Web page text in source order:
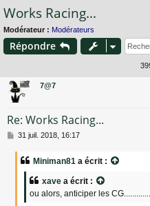
ur
ci
Works Racing...
Modérateur : Modérateurs
Répondre
7@7
Re: Works Racing...
M
31 juil. 2018, 16:17
Miniman81 a écrit :
xave a écrit :
ou alors, anticiper les